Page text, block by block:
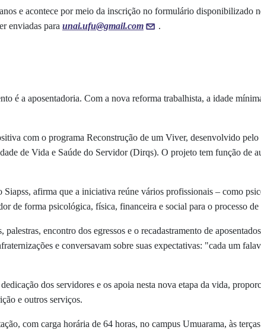
e acontece por meio da inscrição no formulário disponibilizado
enviadas para unai.ufu@gmail.com .
é a aposentadoria. Com a nova reforma trabalhista, a idade
com o programa Reconstrução de um Viver, desenvolvido
de Vida e Saúde do Servidor (Dirqs). O projeto tem função de
afirma que a iniciativa reúne vários profissionais – como
de forma psicológica, física, financeira e social para o processo de
encontro dos egressos e o recadastramento de
e conversavam sobre suas expectativas: "cada um
dos servidores e os apoia nesta nova etapa da vida,
e outros serviços.
com carga horária de 64 horas, no campus Umuarama, às